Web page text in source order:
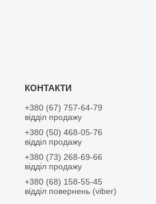
+380 (67) 757-64-79
відділ продажу
+380 (50) 468-05-76
відділ продажу
+380 (73) 268-69-66
відділ продажу
+380 (68) 158-55-45
відділ повернень (viber)